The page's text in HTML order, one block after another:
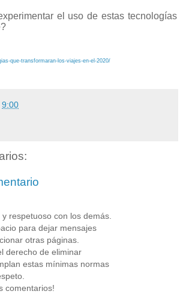
el uso de estas tecnologías
que-transformaran-los-viajes-en-el-2020/
9:00
respetuoso con los demás.
para dejar mensajes
otras páginas.
derecho de eliminar
estas mínimas normas
comentarios!